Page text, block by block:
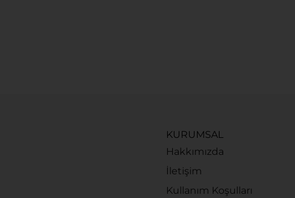
KURUMSAL
Hakkımızda
İletişim
Kullanım Koşulları